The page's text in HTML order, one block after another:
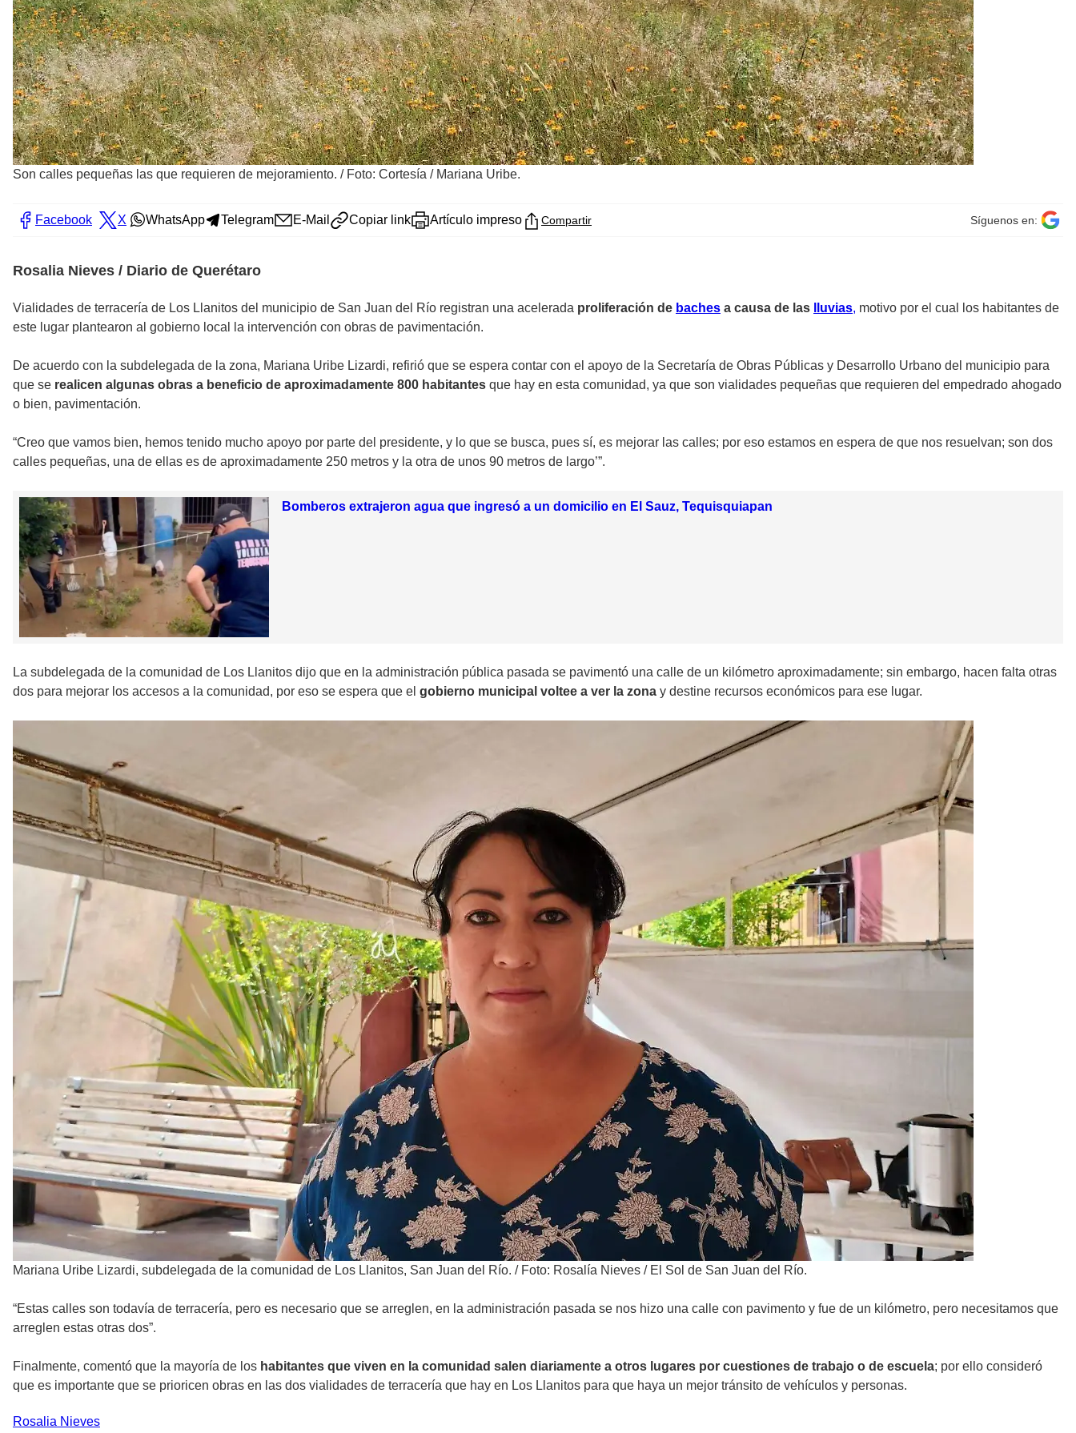
Son calles pequeñas las que requieren de mejoramiento. / Foto: Cortesía / Mariana Uribe.
Facebook X WhatsApp Telegram E-Mail Copiar link Artículo impreso Compartir Síguenos en:
Rosalia Nieves / Diario de Querétaro
Vialidades de terracería de Los Llanitos del municipio de San Juan del Río registran una acelerada proliferación de baches a causa de las lluvias, motivo por el cual los habitantes de
este lugar plantearon al gobierno local la intervención con obras de pavimentación.
De acuerdo con la subdelegada de la zona, Mariana Uribe Lizardi, refirió que se espera contar con el apoyo de la Secretaría de Obras Públicas y Desarrollo Urbano del municipio para
que se realicen algunas obras a beneficio de aproximadamente 800 habitantes que hay en esta comunidad, ya que son vialidades pequeñas que requieren del empedrado ahogado
o bien, pavimentación.
“Creo que vamos bien, hemos tenido mucho apoyo por parte del presidente, y lo que se busca, pues sí, es mejorar las calles; por eso estamos en espera de que nos resuelvan; son dos
calles pequeñas, una de ellas es de aproximadamente 250 metros y la otra de unos 90 metros de largo’”.
Bomberos extrajeron agua que ingresó a un domicilio en El Sauz, Tequisquiapan
La subdelegada de la comunidad de Los Llanitos dijo que en la administración pública pasada se pavimentó una calle de un kilómetro aproximadamente; sin embargo, hacen falta otras
dos para mejorar los accesos a la comunidad, por eso se espera que el gobierno municipal voltee a ver la zona y destine recursos económicos para ese lugar.
Mariana Uribe Lizardi, subdelegada de la comunidad de Los Llanitos, San Juan del Río. / Foto: Rosalía Nieves / El Sol de San Juan del Río.
“Estas calles son todavía de terracería, pero es necesario que se arreglen, en la administración pasada se nos hizo una calle con pavimento y fue de un kilómetro, pero necesitamos que
arreglen estas otras dos”.
Finalmente, comentó que la mayoría de los habitantes que viven en la comunidad salen diariamente a otros lugares por cuestiones de trabajo o de escuela; por ello consideró
que es importante que se prioricen obras en las dos vialidades de terracería que hay en Los Llanitos para que haya un mejor tránsito de vehículos y personas.
Rosalia Nieves